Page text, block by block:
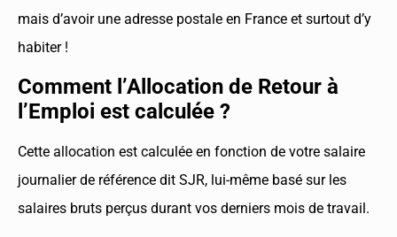
mais d’avoir une adresse postale en France et surtout d’y
habiter !
Comment l’Allocation de Retour à
l’Emploi est calculée ?
Cette allocation est calculée en fonction de votre salaire
journalier de référence dit SJR, lui-même basé sur les
salaires bruts perçus durant vos derniers mois de travail.